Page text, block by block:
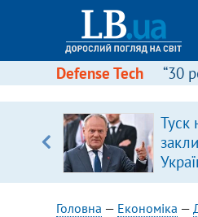
Defense Tech “30
Туск
Головна — Економіка —